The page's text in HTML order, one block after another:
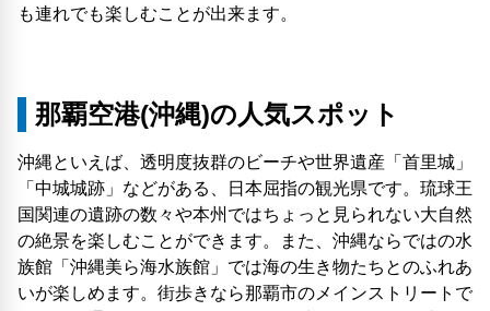
も連れでも楽しむことが出来ます。
那覇空港(沖縄)の人気スポット
沖縄といえば、透明度抜群のビーチや世界遺産「首里城」
「中城城跡」などがある、日本屈指の観光県です。琉球王
国関連の遺跡の数々や本州ではちょっと見られない大自然
の絶景を楽しむことができます。また、沖縄ならではの水
族館「沖縄美ら海水族館」では海の生き物たちとのふれあ
いが楽しめます。街歩きなら那覇市のメインストリートで